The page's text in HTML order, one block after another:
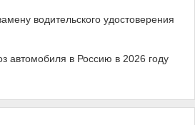
водительского удостоверения
автомобиля в Россию в 2026 году